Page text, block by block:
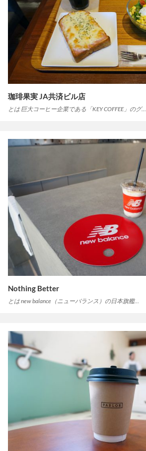
珈琲果実 JA共済ビル店
とは 巨大コーヒー企業である「KEY COFFEE」のグ…
Nothing Better
とは new balance（ニューバランス）の日本旗艦…